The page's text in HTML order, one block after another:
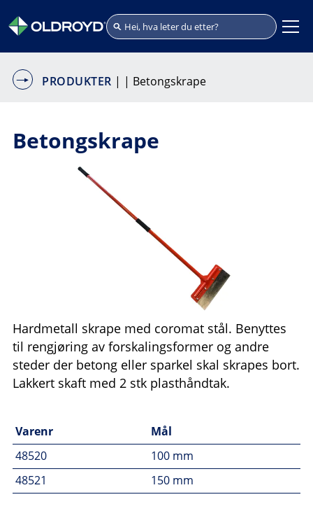
PRODUKTER | | Betongskrape
Betongskrape
Hardmetall skrape med coromat stål. Benyttes
til rengjøring av forskalingsformer og andre
steder der betong eller sparkel skal skrapes bort.
Lakkert skaft med 2 stk plasthåndtak.
Varenr
Mål
48520
100 mm
48521
150 mm